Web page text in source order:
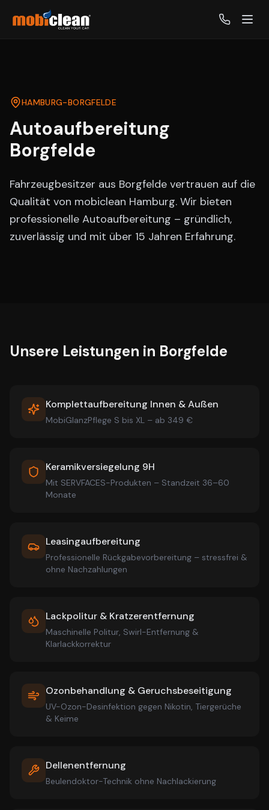
HAMBURG-BORGFELDE
Autoaufbereitung
Borgfelde
Fahrzeugbesitzer aus Borgfelde vertrauen auf die
Qualität von mobiclean Hamburg. Wir bieten
professionelle Autoaufbereitung – gründlich,
zuverlässig und mit über 15 Jahren Erfahrung.
Unsere Leistungen in Borgfelde
Komplettaufbereitung Innen & Außen
MobiGlanzPflege S bis XL – ab 349 €
Keramikversiegelung 9H
Mit SERVFACES-Produkten – Standzeit 36–60
Monate
Leasingaufbereitung
Professionelle Rückgabevorbereitung – stressfrei &
ohne Nachzahlungen
Lackpolitur & Kratzerentfernung
Maschinelle Politur, Swirl-Entfernung &
Klarlackkorrektur
Ozonbehandlung & Geruchsbeseitigung
UV-Ozon-Desinfektion gegen Nikotin, Tiergerüche
& Keime
Dellenentfernung
Beulendoktor-Technik ohne Nachlackierung